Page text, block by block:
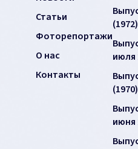
Статьи
Фоторепортажи
О нас
Контакты
июля
июня